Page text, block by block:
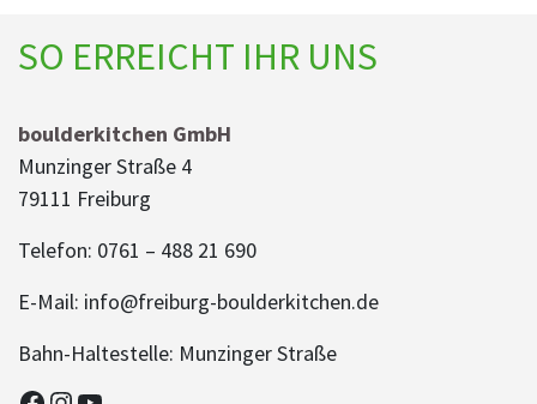
SO ERREICHT IHR UNS
boulderkitchen GmbH
Munzinger Straße 4
79111 Freiburg
Telefon: 0761 – 488 21 690
E-Mail: info@freiburg-boulderkitchen.de
Bahn-Haltestelle: Munzinger Straße